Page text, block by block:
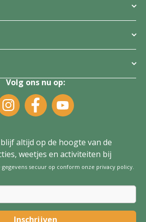
Volg ons nu op:
altijd op de hoogte van de
weetjes en activiteiten bij
gegevens secuur op conform onze privacy policy